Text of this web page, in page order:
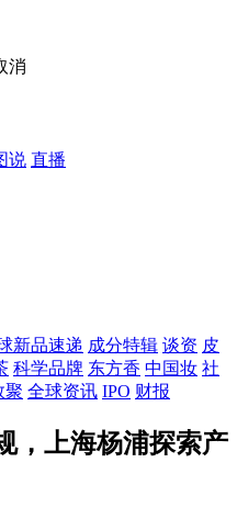
消
说 直播
新品速递 成分特辑 谈资 皮
科学品牌 东方香 中国妆 社
聚 全球资讯 IPO 财报
，上海杨浦探索产